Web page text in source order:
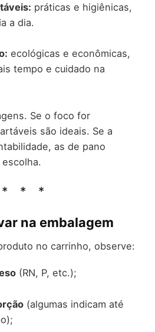
práticas e higiênicas,
a dia.
ecológicas e econômicas,
tempo e cuidado na
Se o foco for
são ideais. Se a
as de pano
na embalagem
no carrinho, observe:
(RN, P, etc.);
(algumas indicam até